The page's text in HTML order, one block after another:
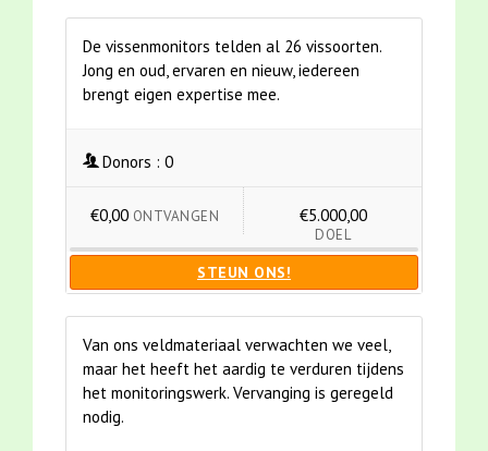
De vissenmonitors telden al 26 vissoorten.
Jong en oud, ervaren en nieuw, iedereen
brengt eigen expertise mee.
Donors : 0
€0,00 ONTVANGEN €5.000,00
DOEL
STEUN ONS!
Van ons veldmateriaal verwachten we veel,
maar het heeft het aardig te verduren tijdens
het monitoringswerk. Vervanging is geregeld
nodig.